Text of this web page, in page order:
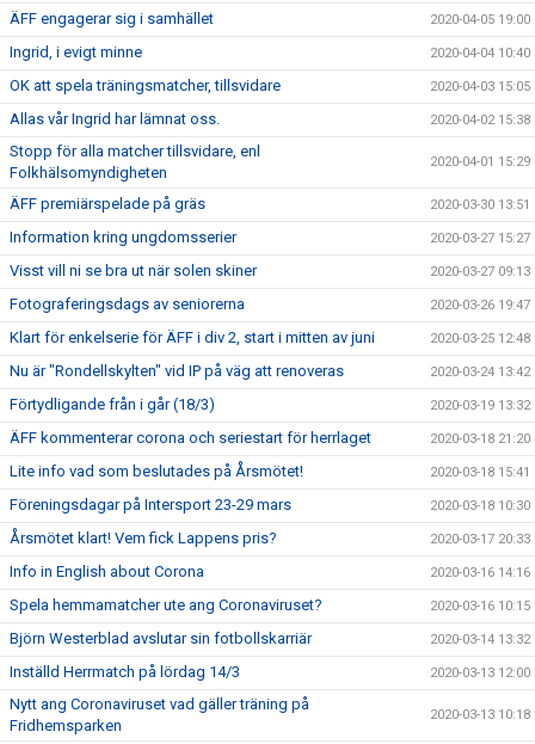
ÄFF engagerar sig i samhället 2020-04-05 19:00
Ingrid, i evigt minne 2020-04-04 10:40
OK att spela träningsmatcher, tillsvidare 2020-04-03 15:05
Allas vår Ingrid har lämnat oss. 2020-04-02 15:38
Stopp för alla matcher tillsvidare, enl
Folkhälsomyndigheten
2020-04-01 15:29
ÄFF premiärspelade på gräs 2020-03-30 13:51
Information kring ungdomsserier 2020-03-27 15:27
Visst vill ni se bra ut när solen skiner 2020-03-27 09:13
Fotograferingsdags av seniorerna 2020-03-26 19:47
Klart för enkelserie för ÄFF i div 2, start i mitten av juni 2020-03-25 12:48
Nu är "Rondellskylten" vid IP på väg att renoveras 2020-03-24 13:42
Förtydligande från i går (18/3) 2020-03-19 13:32
ÄFF kommenterar corona och seriestart för herrlaget 2020-03-18 21:20
Lite info vad som beslutades på Årsmötet! 2020-03-18 15:41
Föreningsdagar på Intersport 23-29 mars 2020-03-18 10:30
Årsmötet klart! Vem fick Lappens pris? 2020-03-17 20:33
Info in English about Corona 2020-03-16 14:16
Spela hemmamatcher ute ang Coronaviruset? 2020-03-16 10:15
Björn Westerblad avslutar sin fotbollskarriär 2020-03-14 13:32
Inställd Herrmatch på lördag 14/3 2020-03-13 12:00
Nytt ang Coronaviruset vad gäller träning på
Fridhemsparken
2020-03-13 10:18